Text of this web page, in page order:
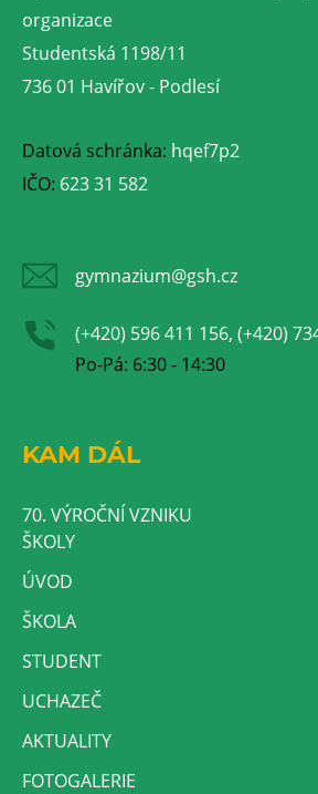
organizace
Studentská 1198/11
736 01 Havířov - Podlesí
Datová schránka: hqef7p2
IČO: 623 31 582
gymnazium@gsh.cz
(+420) 596 411 156, (+420)
Po-Pá: 6:30 - 14:30
KAM DÁL
70. VÝROČNÍ VZNIKU
ŠKOLY
ÚVOD
ŠKOLA
STUDENT
UCHAZEČ
AKTUALITY
FOTOGALERIE